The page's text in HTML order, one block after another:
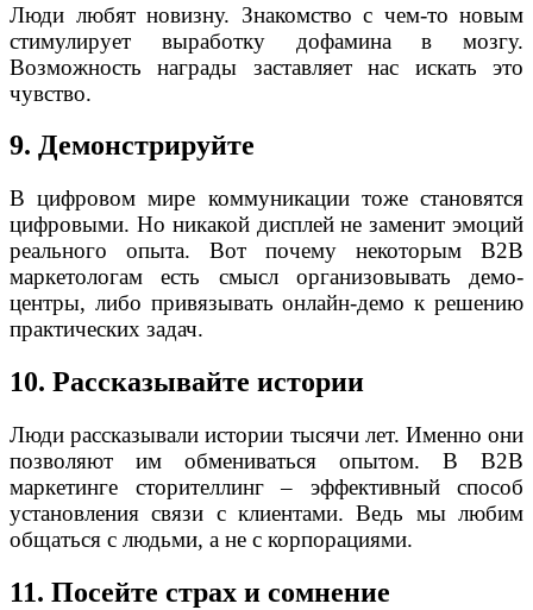
Люди любят новизну. Знакомство с чем-то новым
стимулирует выработку дофамина в мозгу.
Возможность награды заставляет нас искать это
чувство.
9. Демонстрируйте
В цифровом мире коммуникации тоже становятся
цифровыми. Но никакой дисплей не заменит эмоций
реального опыта. Вот почему некоторым B2B
маркетологам есть смысл организовывать демо-
центры, либо привязывать онлайн-демо к решению
практических задач.
10. Рассказывайте истории
Люди рассказывали истории тысячи лет. Именно они
позволяют им обмениваться опытом. В B2B
маркетинге сторителлинг – эффективный способ
установления связи с клиентами. Ведь мы любим
общаться с людьми, а не с корпорациями.
11. Посейте страх и сомнение